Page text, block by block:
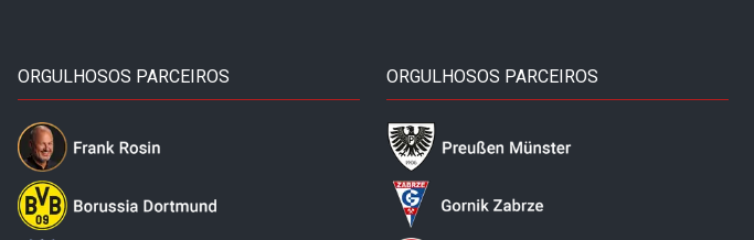
ORGULHOSOS PARCEIROS ORGULHOSOS PARCEIROS